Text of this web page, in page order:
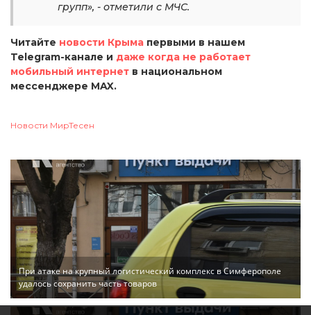
групп», - отметили с МЧС.
Читайте новости Крыма первыми в нашем
Telegram-канале и даже когда не работает
мобильный интернет в национальном
мессенджере MAX.
Новости МирТесен
При атаке на крупный логистический комплекс в Симферополе
удалось сохранить часть товаров